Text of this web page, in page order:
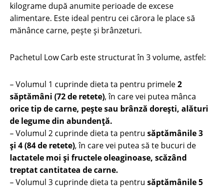
kilograme după anumite perioade de excese
alimentare. Este ideal pentru cei cărora le place să
mănânce carne, pește și brânzeturi.
Pachetul Low Carb este structurat în 3 volume, astfel:
– Volumul 1 cuprinde dieta ta pentru primele2
săptămâni (72 de retete), în care vei putea mânca
orice tip de carne, pește sau brânză dorești, alături
de legume din abundență.
– Volumul 2 cuprinde dieta ta pentru săptămânile 3
și 4 (84 de retete), în care vei putea să te bucuri de
lactatele moi și fructele oleaginoase, scăzând
treptat cantitatea de carne.
– Volumul 3 cuprinde dieta ta pentru săptămânile 5